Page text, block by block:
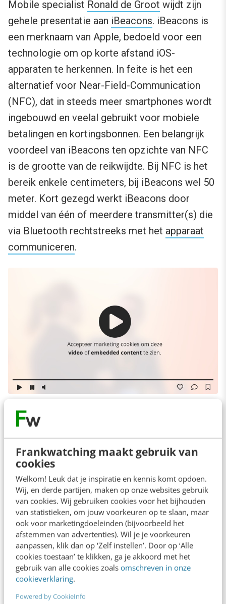
Frankwatching maakt gebruik van
cookies
Welkom! Leuk dat je inspiratie en kennis komt opdoen.
Wij, en derde partijen, maken op onze websites gebruik
van cookies. Wij gebruiken cookies voor het bijhouden
van statistieken, om jouw voorkeuren op te slaan, maar
ook voor marketingdoeleinden (bijvoorbeeld het
afstemmen van advertenties). Wil je je voorkeuren
aanpassen, klik dan op ‘Zelf instellen’. Door op ‘Alle
cookies toestaan’ te klikken, ga je akkoord met het
gebruik van alle cookies zoals omschreven in onze
cookieverklaring.
Powered by CookieInfo
Mobile specialist Ronald de Groot wijdt zijn
gehele presentatie aan iBeacons. iBeacons is
een merknaam van Apple, bedoeld voor een
technologie om op korte afstand iOS-
apparaten te herkennen. In feite is het een
alternatief voor Near-Field-Communication
(NFC), dat in steeds meer smartphones wordt
ingebouwd en veelal gebruikt voor mobiele
betalingen en kortingsbonnen. Een belangrijk
voordeel van iBeacons ten opzichte van NFC
is de grootte van de reikwijdte. Bij NFC is het
bereik enkele centimeters, bij iBeacons wel 50
meter. Kort gezegd werkt iBeacons door
middel van één of meerdere transmitter(s) die
via Bluetooth rechtstreeks met het apparaat
communiceren.
iBeacons commuiceren via Bluetooth 4.0 Low
Energy (LE), waardoor het veel minder van de
batterij van je telefoon vraagt dan het oudere
Bluetooth. Dat was voor veel consumenten een
reden om Bluetooth uit te zetten. Bluetooth 4.0
LE zit in veel appcessoires, producten die
samenwerken met apps op je mobiel. Je kunt
het zo gek niet bedenken: koelkasten, bestek,
schoenen, brillen, armbanden, gehoorapparaten
en zelfsspeentjes voor babies.